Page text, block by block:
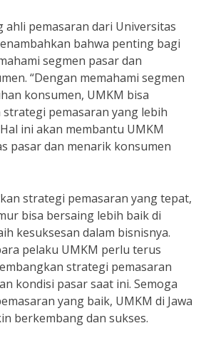
ahli pemasaran dari Universitas
bahwa penting bagi
segmen pasar dan
“Dengan memahami segmen
konsumen, UMKM bisa
pemasaran yang lebih
ini akan membantu UMKM
pasar dan menarik konsumen
strategi pemasaran yang tepat,
bisa bersaing lebih baik di
kesuksesan dalam bisnisnya.
pelaku UMKM perlu terus
strategi pemasaran
kondisi pasar saat ini. Semoga
yang baik, UMKM di Jawa
berkembang dan sukses.